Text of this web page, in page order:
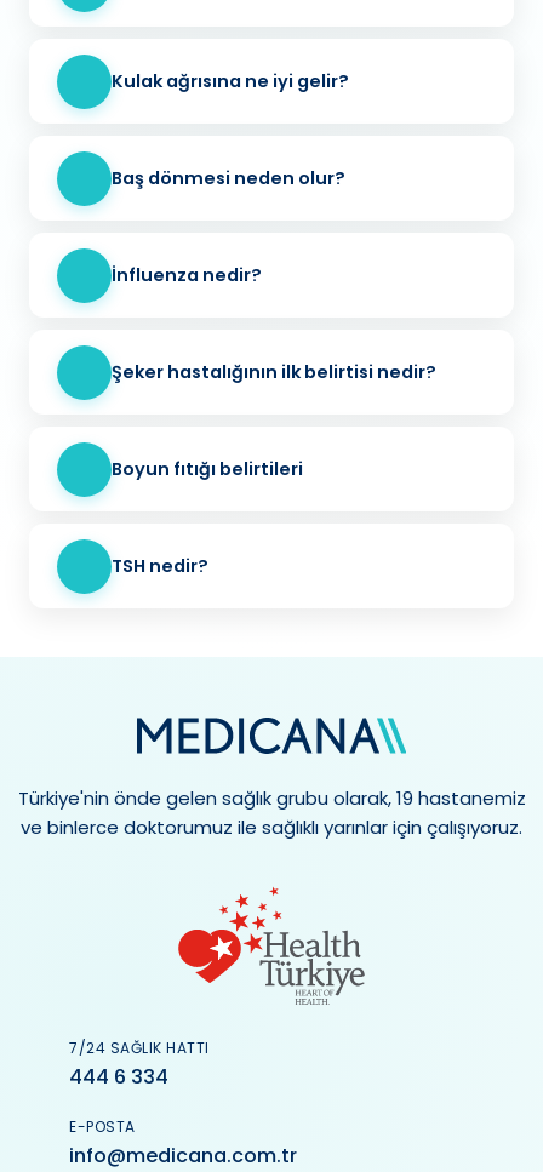
Kulak ağrısına ne iyi gelir?
Baş dönmesi neden olur?
İnfluenza nedir?
Şeker hastalığının ilk belirtisi nedir?
Boyun fıtığı belirtileri
TSH nedir?
Türkiye'nin önde gelen sağlık grubu olarak, 19 hastanemiz
ve binlerce doktorumuz ile sağlıklı yarınlar için çalışıyoruz.
7/24 SAĞLIK HATTI
444 6 334
E-POSTA
info@medicana.com.tr